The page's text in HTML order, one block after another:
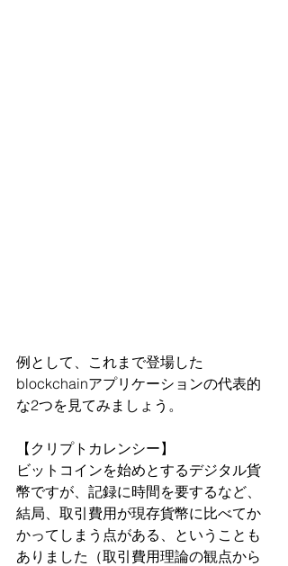
例として、これまで登場した
blockchainアプリケーションの代表的
な2つを見てみましょう。
【クリプトカレンシー】
ビットコインを始めとするデジタル貨
幣ですが、記録に時間を要するなど、
結局、取引費用が現存貨幣に比べてか
かってしまう点がある、ということも
ありました（取引費用理論の観点から